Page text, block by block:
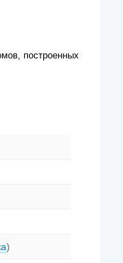
построенных
)